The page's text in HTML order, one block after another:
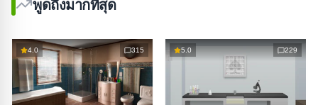
พูดถึงมากที่สุด
4.0 315 5.0 229